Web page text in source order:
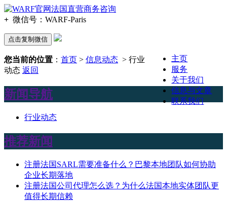
+ 微信号： WARF-Paris
点击复制微信
主页
服务
关于我们
信息与文章
联系我们
您当前的位置 ： 首页 > 信息动态 > 行业
动态 返回
新闻导航
行业动态
推荐新闻
注册法国SARL需要准备什么？巴黎本地团队如何协助
企业长期落地
注册法国公司代理怎么选？为什么法国本地实体团队更
值得长期信赖